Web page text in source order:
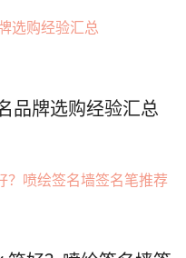
品牌选购经验汇总